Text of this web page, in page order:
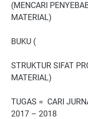
(MENCARI
MATERIAL)
BUKU (
STRUKTUR SIFAT
MATERIAL)
TUGAS = CARI
2017 – 2018